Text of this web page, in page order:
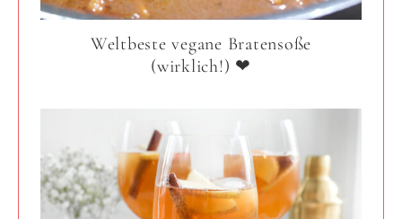
Weltbeste vegane Bratensoße
(wirklich!) ❤